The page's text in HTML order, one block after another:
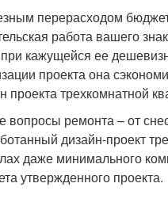
перерасходом
работа вашего
кажущейся ее
проекта она
проекта трехкомнатной
вопросы ремонта – от
дизайн-проект
даже минимального
утвержденного проекта.